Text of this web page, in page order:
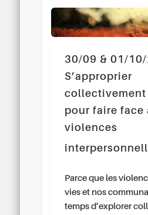
30/09 & 01/10/
S’approprier
collectivement
pour faire face
violences
Parce que les
vies et nos
temps d’explorer